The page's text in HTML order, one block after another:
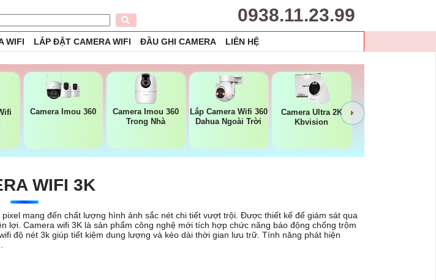
0938.11.23.99
WIFI LẮP ĐẶT CAMERA WIFI ĐẦU GHI CAMERA LIÊN HỆ
Camera Imou 360
Camera Imou 360
Trong Nhà
Lắp Camera Wifi 360
Dahua Ngoài Trời
Camera Ultra 2K
Kbvision
WIFI 3K
mang đến chất lượng hình ảnh sắc nét chi tiết vượt trội. Được thiết kế để giám sát qua
Camera wifi 3K là sản phẩm công nghệ mới tích hợp chức năng báo động chống trộm
độ nét 3k giúp tiết kiệm dung lượng và kéo dài thời gian lưu trữ. Tính năng phát hiện